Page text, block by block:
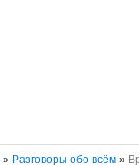
» Разговоры обо всём »